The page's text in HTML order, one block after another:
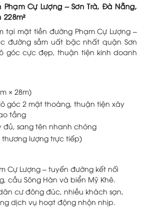
Cự Lượng – Sơn Trà, Đà Nẵng,
tại mặt tiền đường Phạm Cự Lượng –
đường sầm uất bậc nhất quận Sơn
góc cực đẹp, thuận tiện kinh doanh
× 28m)
góc 2 mặt thoáng, thuận tiện xây
tầng
đủ, sang tên nhanh chóng
thương lượng trực tiếp)
Cự Lượng – tuyến đường kết nối
cầu Sông Hàn và biển Mỹ Khê.
cư đông đúc, nhiều khách sạn,
dịch vụ hoạt động nhộn nhịp.